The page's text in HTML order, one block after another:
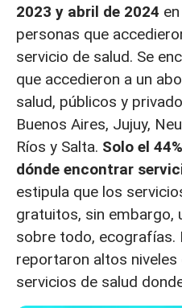
2023 y abril de 2024
personas que
servicio de salud. Se
que accedieron a un
salud, públicos y
Buenos Aires, Jujuy,
Ríos y Salta. Solo el
dónde encontrar
estipula que los
gratuitos, sin embargo,
sobre todo, ecografías.
reportaron altos niveles
servicios de salud